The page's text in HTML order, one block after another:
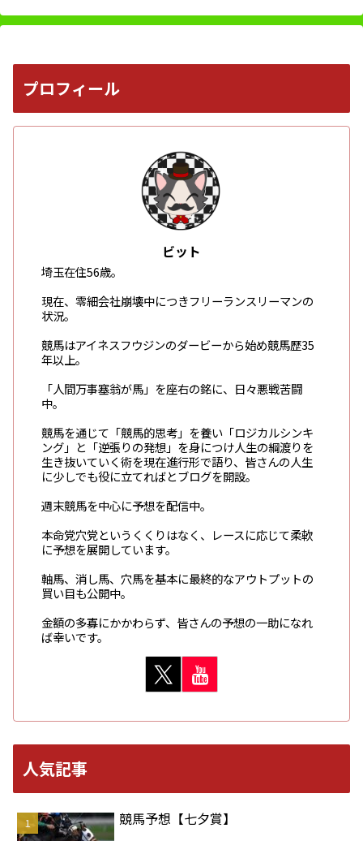
プロフィール
ビット
埼玉在住56歳。
現在、零細会社崩壊中につきフリーランスリーマンの
状況。
競馬はアイネスフウジンのダービーから始め競馬歴35
年以上。
「人間万事塞翁が馬」を座右の銘に、日々悪戦苦闘
中。
競馬を通じて「競馬的思考」を養い「ロジカルシンキ
ング」と「逆張りの発想」を身につけ人生の綱渡りを
生き抜いていく術を現在進行形で語り、皆さんの人生
に少しでも役に立てればとブログを開設。
週末競馬を中心に予想を配信中。
本命党穴党というくくりはなく、レースに応じて柔軟
に予想を展開しています。
軸馬、消し馬、穴馬を基本に最終的なアウトプットの
買い目も公開中。
金額の多寡にかかわらず、皆さんの予想の一助になれ
ば幸いです。
人気記事
競馬予想【七夕賞】